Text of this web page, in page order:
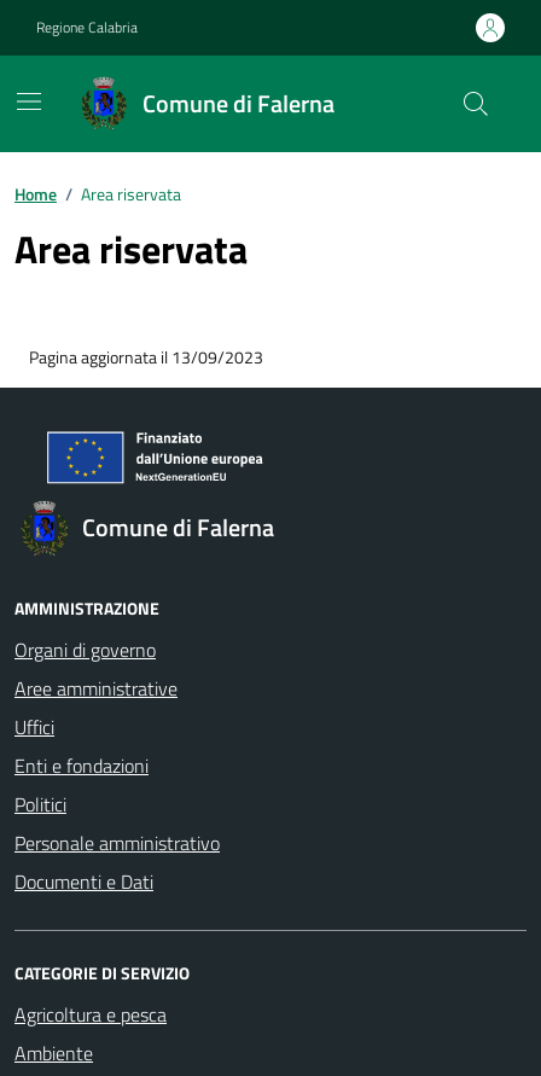
Regione Calabria
Comune di Falerna
Home / Area riservata
Area riservata
Pagina aggiornata il 13/09/2023
Comune di Falerna
AMMINISTRAZIONE
Organi di governo
Aree amministrative
Uffici
Enti e fondazioni
Politici
Personale amministrativo
Documenti e Dati
CATEGORIE DI SERVIZIO
Agricoltura e pesca
Ambiente